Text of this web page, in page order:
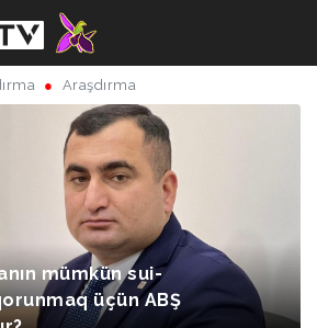
Araşdırma
mümkün sui-
üçün ABŞ